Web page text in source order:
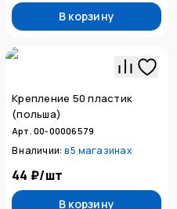
В корзину
Крепление 50 пластик
(польша)
Арт. 00-00006579
В наличии: в5 магазинах
44 ₽/шт
В корзину